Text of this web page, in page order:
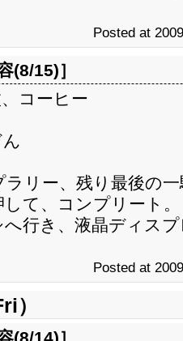
Posted at
(8/15)］
コーヒー
リー、残り最後の
て、コンプリート。
行き、液晶ディス
Posted at
）